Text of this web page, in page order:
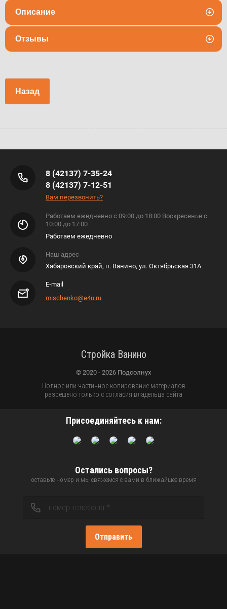
Описание
Отзывы
Назад
8 (42137) 7-35-24
8 (42137) 7-12-51
Вам перезвонить?
Работаем ежедневно с 09:00 до 18:00 Воскресенье с
10:00 до 17:00
Работаем ежедневно
Наш адрес
Хабаровский край, п. Ванино, ул. Октябрьская 31А
E-mail
mischenko@e4u.ru
Стройка Ванино
© 2020 - 2026 Подсолнух
Полное или частичное копирование материалов
разрешено только с согласия владельца сайта
Присоединяйтесь к нам:
Остались вопросы?
оставьте номер и мы свяжемся с вами в ближайшее время
Отправить